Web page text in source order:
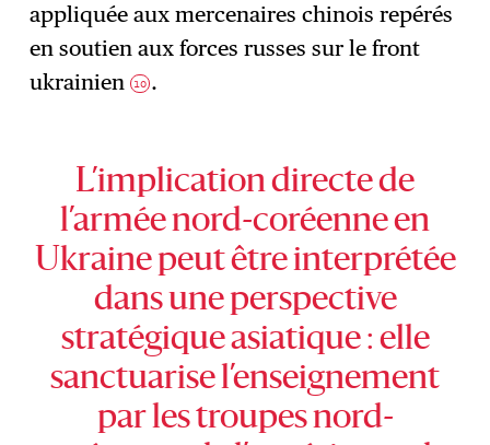
appliquée aux mercenaires chinois repérés
en soutien aux forces russes sur le front
ukrainien10 .
L’implication directe de
l’armée nord-coréenne en
Ukraine peut être interprétée
dans une perspective
stratégique asiatique : elle
sanctuarise l’enseignement
par les troupes nord-